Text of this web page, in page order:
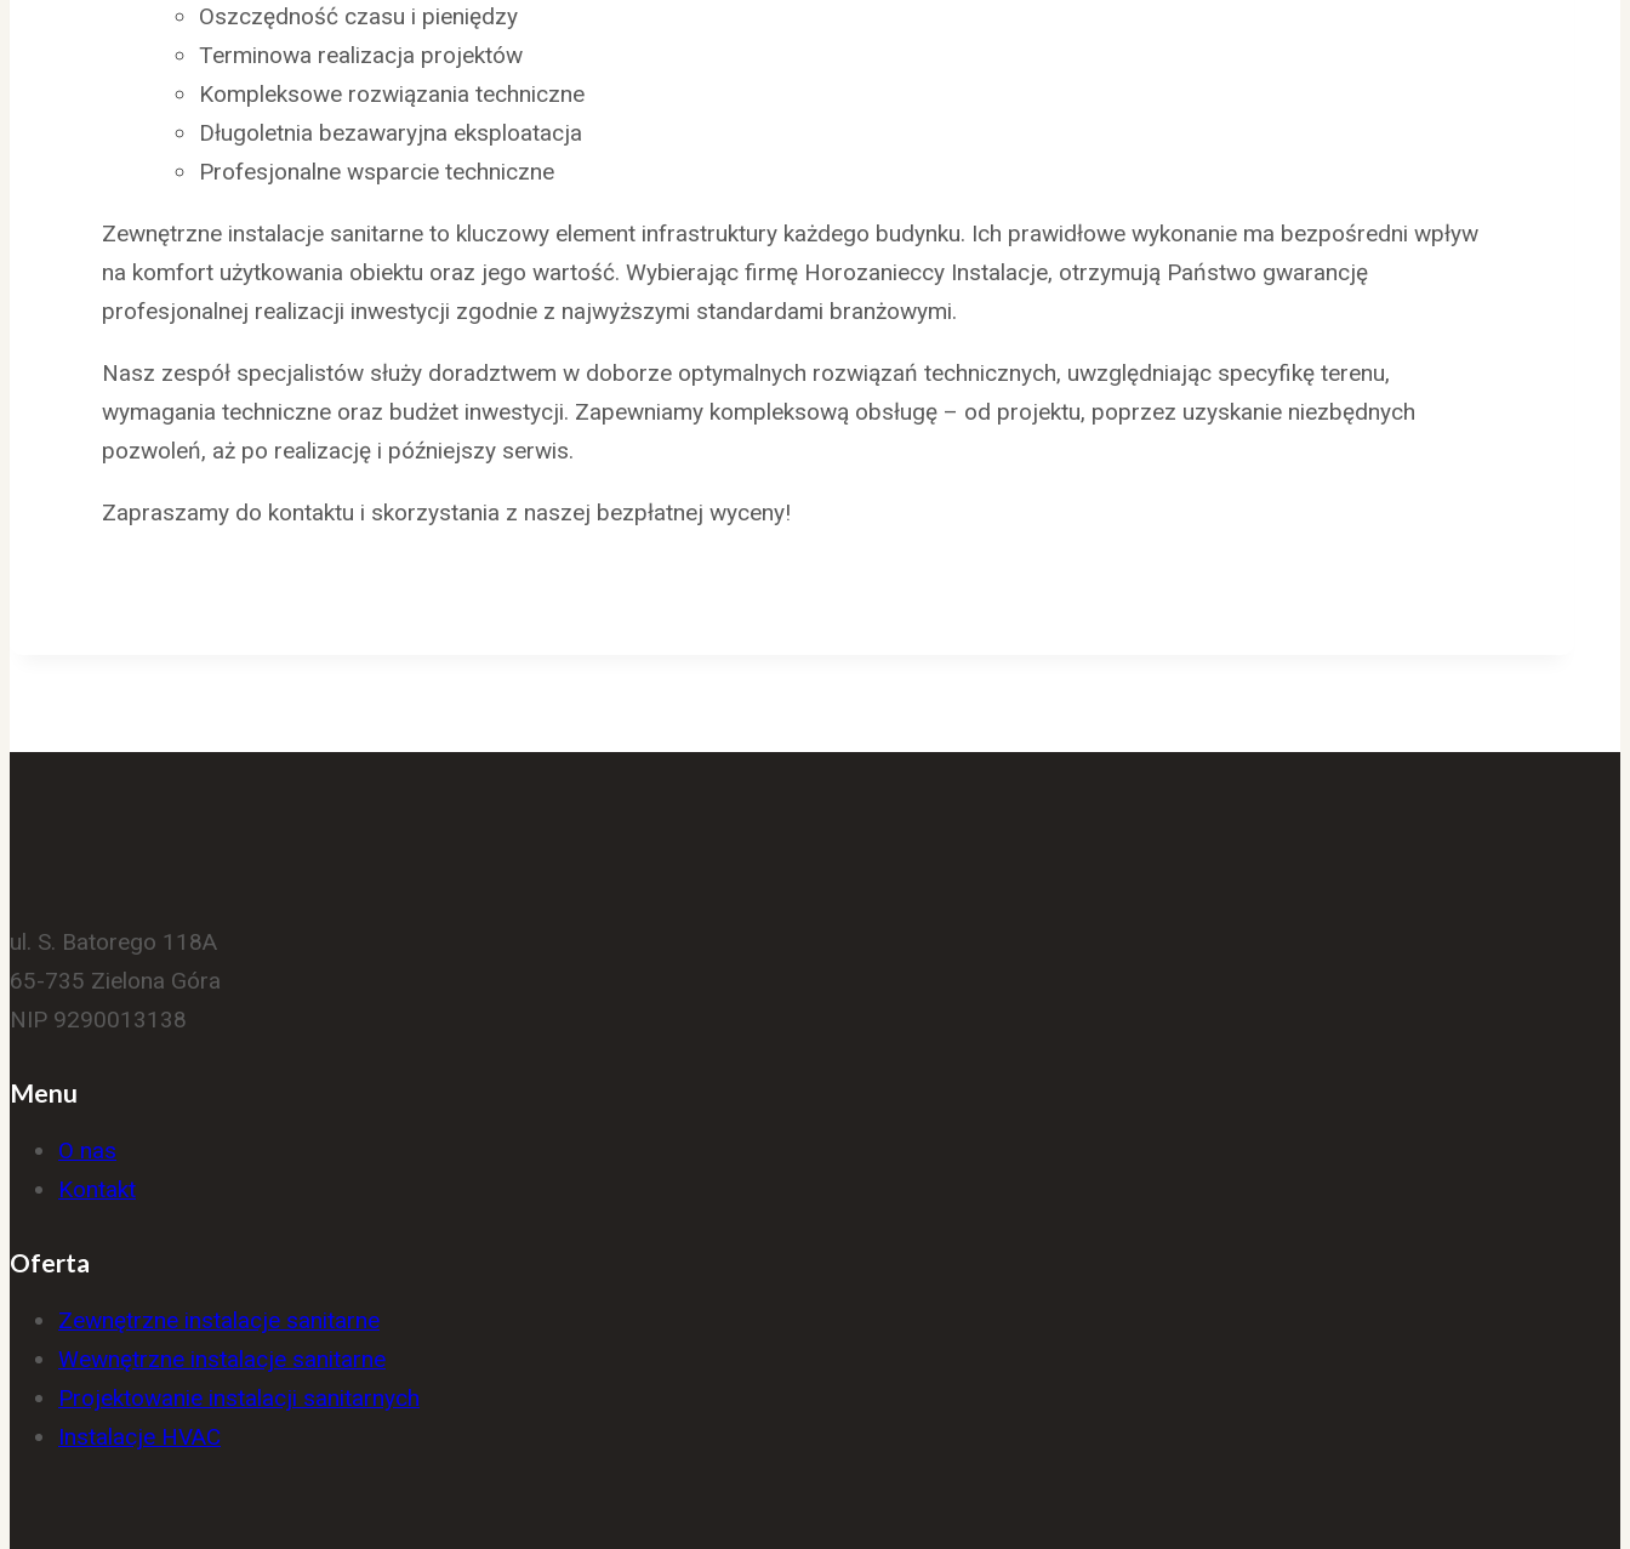
Oszczędność czasu i pieniędzy
Terminowa realizacja projektów
Kompleksowe rozwiązania techniczne
Długoletnia bezawaryjna eksploatacja
Profesjonalne wsparcie techniczne
Zewnętrzne instalacje sanitarne to kluczowy element infrastruktury każdego budynku. Ich prawidłowe wykonanie ma bezpośredni wpływ
na komfort użytkowania obiektu oraz jego wartość. Wybierając firmę Horozanieccy Instalacje, otrzymują Państwo gwarancję
profesjonalnej realizacji inwestycji zgodnie z najwyższymi standardami branżowymi.
Nasz zespół specjalistów służy doradztwem w doborze optymalnych rozwiązań technicznych, uwzględniając specyfikę terenu,
wymagania techniczne oraz budżet inwestycji. Zapewniamy kompleksową obsługę – od projektu, poprzez uzyskanie niezbędnych
pozwoleń, aż po realizację i późniejszy serwis.
Zapraszamy do kontaktu i skorzystania z naszej bezpłatnej wyceny!
ul. S. Batorego 118A
65-735 Zielona Góra
NIP 9290013138
Menu
O nas
Kontakt
Oferta
Zewnętrzne instalacje sanitarne
Wewnętrzne instalacje sanitarne
Projektowanie instalacji sanitarnych
Instalacje HVAC